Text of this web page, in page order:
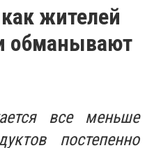
жителей
обманывают
все меньше
постепенно